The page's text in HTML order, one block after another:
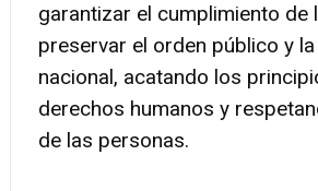
garantizar el cumplimiento de
preservar el orden público y
nacional, acatando los
derechos humanos y
de las personas.